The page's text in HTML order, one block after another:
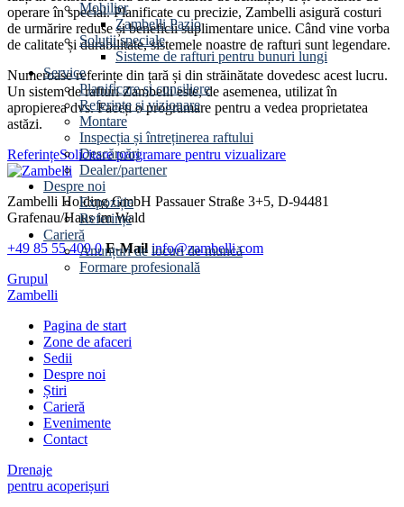
Mobilier
Zambelli Pazio
Soluții speciale
Sisteme de rafturi pentru bunuri lungi
Service
Planificare și consiliere
Referințe și vizionare
Montare
Inspecția și întreținerea raftului
Descărcări
Dealer/partener
Despre noi
Expoziție
Referințe
Carieră
Anunțuri de locuri de muncă
Formare profesională
operare în special. Planificate cu precizie, Zambelli asigură costuri
de urmărire reduse și beneficii suplimentare unice. Când vine vorba
de calitate și durabilitate, sistemele noastre de rafturi sunt legendare.
Numeroase referințe din țară și din străinătate dovedesc acest lucru.
Un sistem de rafturi Zambelli este, de asemenea, utilizat în
apropierea dvs. Faceți o programare pentru a vedea proprietatea
astăzi.
ReferințeSolicitare programare pentru vizualizare
Zambelli Holding GmbH Passauer Straße 3+5, D-94481
Grafenau/Haus im Wald
+49 85 55 409 0 E-Mail info@zambelli.com
Grupul
Zambelli
Pagina de start
Zone de afaceri
Sedii
Despre noi
Știri
Carieră
Evenimente
Contact
Drenaje
pentru acoperișuri